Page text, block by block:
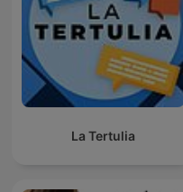
La Tertulia